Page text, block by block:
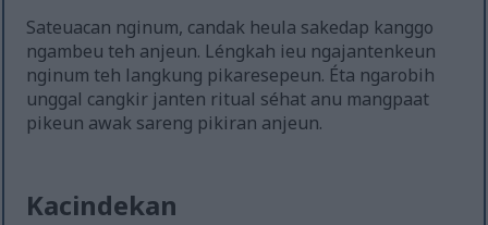
Sateuacan nginum, candak heula sakedap kanggo
ngambeu teh anjeun. Léngkah ieu ngajantenkeun
nginum teh langkung pikaresepeun. Éta ngarobih
unggal cangkir janten ritual séhat anu mangpaat
pikeun awak sareng pikiran anjeun.
Kacindekan